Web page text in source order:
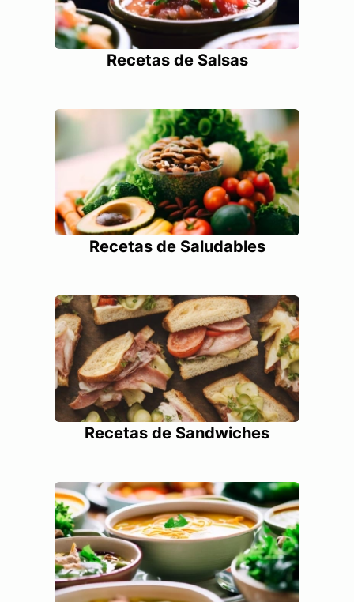
Recetas de Salsas
Recetas de Saludables
Recetas de Sandwiches